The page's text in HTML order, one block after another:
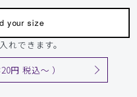
your size
れできます。
円 税込〜 ）